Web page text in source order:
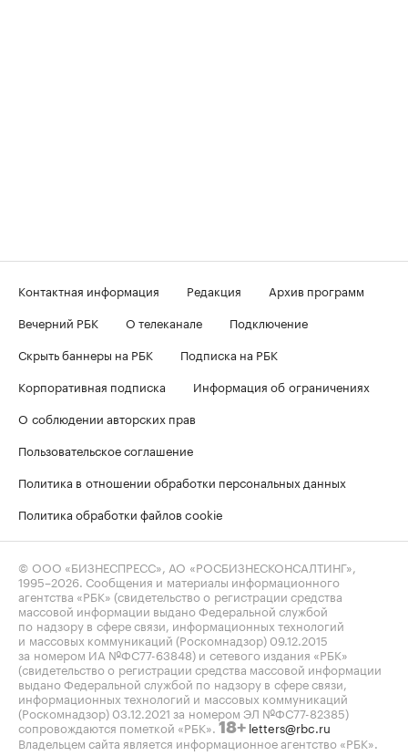
Контактная информация Редакция
Архив программ
Вечерний РБК
О телеканале
Подключение
Скрыть баннеры на РБК
Подписка на РБК
Корпоративная подписка
Информация об ограничениях
О соблюдении авторских прав
Пользовательское соглашение
Политика в отношении обработки персональных данных
Политика обработки файлов cookie
© ООО «БИЗНЕСПРЕСС», АО «РОСБИЗНЕСКОНСАЛТИНГ»,
1995–2026 . Сообщения и материалы информационного
агентства «РБК» (свидетельство о регистрации средства
массовой информации выдано Федеральной службой
по надзору в сфере связи, информационных технологий
и массовых коммуникаций (Роскомнадзор) 09.12.2015
за номером ИА №ФС77-63848) и сетевого издания «РБК»
(свидетельство о регистрации средства массовой информации
выдано Федеральной службой по надзору в сфере связи,
информационных технологий и массовых коммуникаций
(Роскомнадзор) 03.12.2021 за номером ЭЛ №ФС77-82385)
сопровождаются пометкой «РБК». 18+ letters@rbc.ru
Владельцем сайта является информационное агентство «РБК».